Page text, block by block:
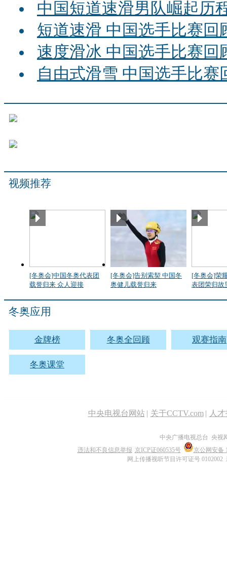
中国短道速滑男队崛起历
短道速滑 中国选手比赛回
速度滑冰 中国选手比赛回
自由式滑雪 中国选手比赛
视频推荐
[冬奥会]中国冬奥代表团
载誉归来 众人迎接
[冬奥会]告别索契 中国冬
奥健儿载誉归来
[冬奥会]荣
表团荣归故
冬奥应用
金牌榜 冬奥全回顾 观赛指南
冬奥课堂
中央电视台网站 | 关于CCTV.com | 人
中央广播电视总台 央视
违法和不良信息举报 京ICP证060535号
京公网安备
网上传播视听节目许可证号 0102002